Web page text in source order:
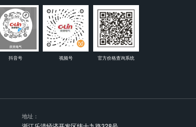
抖音号 视频号 官方价格查询系统
地址：